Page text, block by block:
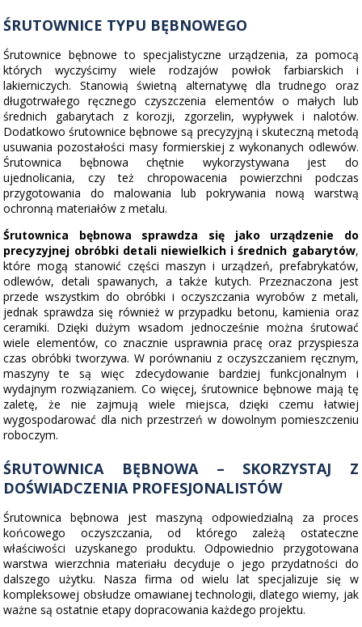
ŚRUTOWNICE TYPU BĘBNOWEGO
Śrutownice bębnowe to specjalistyczne urządzenia, za pomocą
których wyczyścimy wiele rodzajów powłok farbiarskich i
lakierniczych. Stanowią świetną alternatywę dla trudnego oraz
długotrwałego ręcznego czyszczenia elementów o małych lub
średnich gabarytach z korozji, zgorzelin, wypływek i nalotów.
Dodatkowo śrutownice bębnowe są precyzyjną i skuteczną metodą
usuwania pozostałości masy formierskiej z wykonanych odlewów.
Śrutownica bębnowa chętnie wykorzystywana jest do
ujednolicania, czy też chropowacenia powierzchni podczas
przygotowania do malowania lub pokrywania nową warstwą
ochronną materiałów z metalu.
Śrutownica bębnowa sprawdza się jako urządzenie do
precyzyjnej obróbki detali niewielkich i średnich gabarytów,
które mogą stanowić części maszyn i urządzeń, prefabrykatów,
odlewów, detali spawanych, a także kutych. Przeznaczona jest
przede wszystkim do obróbki i oczyszczania wyrobów z metali,
jednak sprawdza się również w przypadku betonu, kamienia oraz
ceramiki. Dzięki dużym wsadom jednocześnie można śrutować
wiele elementów, co znacznie usprawnia pracę oraz przyspiesza
czas obróbki tworzywa. W porównaniu z oczyszczaniem ręcznym,
maszyny te są więc zdecydowanie bardziej funkcjonalnym i
wydajnym rozwiązaniem. Co więcej, śrutownice bębnowe mają tę
zaletę, że nie zajmują wiele miejsca, dzięki czemu łatwiej
wygospodarować dla nich przestrzeń w dowolnym pomieszczeniu
roboczym.
ŚRUTOWNICA BĘBNOWA – SKORZYSTAJ Z
DOŚWIADCZENIA PROFESJONALISTÓW
Śrutownica bębnowa jest maszyną odpowiedzialną za proces
końcowego oczyszczania, od którego zależą ostateczne
właściwości uzyskanego produktu. Odpowiednio przygotowana
warstwa wierzchnia materiału decyduje o jego przydatności do
dalszego użytku. Nasza firma od wielu lat specjalizuje się w
kompleksowej obsłudze omawianej technologii, dlatego wiemy, jak
ważne są ostatnie etapy dopracowania każdego projektu.